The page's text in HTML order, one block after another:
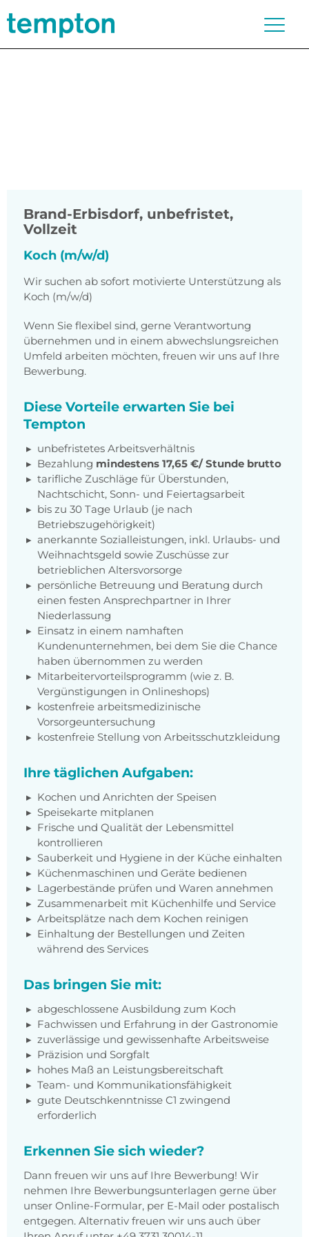
Brand-Erbisdorf, unbefristet,
Vollzeit
Koch (m/w/d)
Wir suchen ab sofort motivierte Unterstützung als
Koch (m/w/d)
Wenn Sie flexibel sind, gerne Verantwortung
übernehmen und in einem abwechslungsreichen
Umfeld arbeiten möchten, freuen wir uns auf Ihre
Bewerbung.
Diese Vorteile erwarten Sie bei
Tempton
unbefristetes Arbeitsverhältnis
Bezahlung mindestens 17,65 €/ Stunde brutto
tarifliche Zuschläge für Überstunden,
Nachtschicht, Sonn- und Feiertagsarbeit
bis zu 30 Tage Urlaub (je nach
Betriebszugehörigkeit)
anerkannte Sozialleistungen, inkl. Urlaubs- und
Weihnachtsgeld sowie Zuschüsse zur
betrieblichen Altersvorsorge
persönliche Betreuung und Beratung durch
einen festen Ansprechpartner in Ihrer
Niederlassung
Einsatz in einem namhaften
Kundenunternehmen, bei dem Sie die Chance
haben übernommen zu werden
Mitarbeitervorteilsprogramm (wie z. B.
Vergünstigungen in Onlineshops)
kostenfreie arbeitsmedizinische
Vorsorgeuntersuchung
kostenfreie Stellung von Arbeitsschutzkleidung
Ihre täglichen Aufgaben:
Kochen und Anrichten der Speisen
Speisekarte mitplanen
Frische und Qualität der Lebensmittel
kontrollieren
Sauberkeit und Hygiene in der Küche einhalten
Küchenmaschinen und Geräte bedienen
Lagerbestände prüfen und Waren annehmen
Zusammenarbeit mit Küchenhilfe und Service
Arbeitsplätze nach dem Kochen reinigen
Einhaltung der Bestellungen und Zeiten
während des Services
Das bringen Sie mit:
abgeschlossene Ausbildung zum Koch
Fachwissen und Erfahrung in der Gastronomie
zuverlässige und gewissenhafte Arbeitsweise
Präzision und Sorgfalt
hohes Maß an Leistungsbereitschaft
Team- und Kommunikationsfähigkeit
gute Deutschkenntnisse C1 zwingend
erforderlich
Erkennen Sie sich wieder?
Dann freuen wir uns auf Ihre Bewerbung! Wir
nehmen Ihre Bewerbungsunterlagen gerne über
unser Online-Formular, per E-Mail oder postalisch
entgegen. Alternativ freuen wir uns auch über